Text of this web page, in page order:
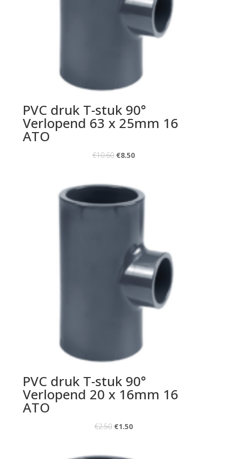
PVC druk T-stuk 90°
Verlopend 63 x 25mm 16
ATO
€10.60 €8.50
PVC druk T-stuk 90°
Verlopend 20 x 16mm 16
ATO
€2.50 €1.50